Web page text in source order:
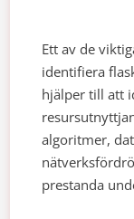
Ett av de
identifiera
hjälper till att
algoritmer,
prestanda